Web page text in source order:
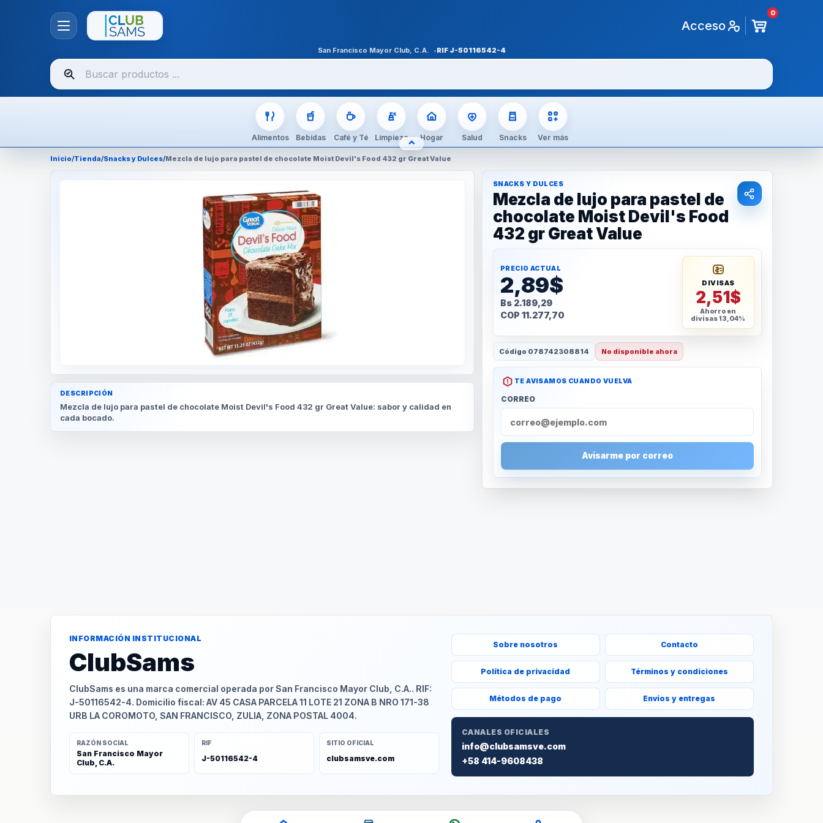
Acceso
0
San Francisco Mayor Club, C.A. RIF J-50116542-4
Buscar
productos
Alimentos Bebidas Café y Té Limpieza Hogar Salud Snacks Ver más
⌃OCULTAR CATEGORÍAS
Inicio/Tienda/Snacks y Dulces/Mezcla de lujo para pastel de chocolate Moist Devil's Food 432 gr Great Value
DESCRIPCIÓN
Mezcla de lujo para pastel de chocolate Moist Devil's Food 432 gr Great Value: sabor y calidad en
cada bocado.
SNACKS Y DULCES
Mezcla de lujo para pastel de
chocolate Moist Devil's Food
432 gr Great Value
PRECIO ACTUAL
2,89$
Bs 2.189,29
COP 11.277,70
DIVISAS
2,51$
Ahorro en
divisas13,04%
Código 078742308814 No disponible ahora
TE AVISAMOS CUANDO VUELVA
CORREO
Avisarme por correo
INFORMACIÓN INSTITUCIONAL
ClubSams
ClubSams es una marca comercial operada por San Francisco Mayor Club, C.A.. RIF:
J-50116542-4. Domicilio fiscal: AV 45 CASA PARCELA 11 LOTE 21 ZONA B NRO 171-38
URB LA COROMOTO, SAN FRANCISCO, ZULIA, ZONA POSTAL 4004.
RAZÓN SOCIAL
San Francisco Mayor
Club, C.A.
RIF
J-50116542-4
SITIO OFICIAL
clubsamsve.com
Sobre nosotros Contacto
Política de privacidad Términos y condiciones
Métodos de pago Envíos y entregas
CANALES OFICIALES
info@clubsamsve.com
+58 414-9608438